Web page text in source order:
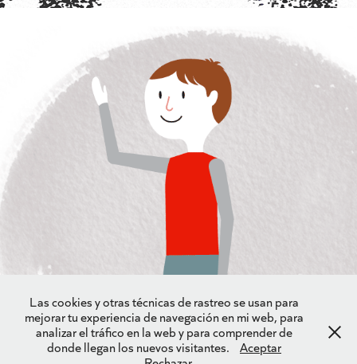
Powered byAdobe Portfolio
Las cookies y otras técnicas de rastreo se usan para
mejorar tu experiencia de navegación en mi web, para
analizar el tráfico en la web y para comprender de
donde llegan los nuevos visitantes.
Aceptar